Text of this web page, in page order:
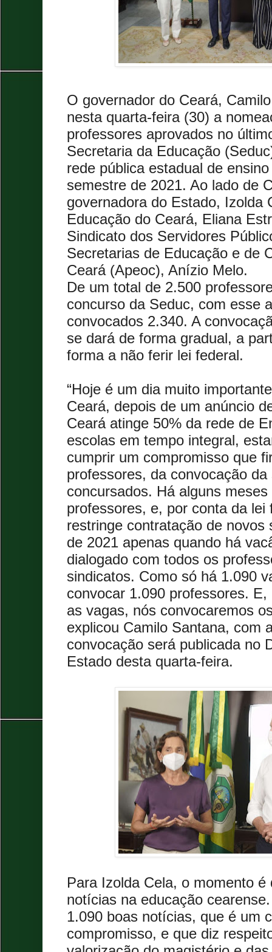
O governador do Ceará,
nesta quarta-feira (30) a
professores aprovados no
Secretaria da Educação
rede pública estadual de
semestre de 2021. Ao lado de
governadora do Estado, Izolda
Educação do Ceará, Eliana
Sindicato dos Servidores
Secretarias de Educação e de
Ceará (Apeoc), Anízio Melo.
De um total de 2.500
concurso da Seduc, com esse
convocados 2.340. A
se dará de forma gradual, a
forma a não ferir lei federal.
“Hoje é um dia muito
Ceará, depois de um anúncio
Ceará atinge 50% da rede de
escolas em tempo integral,
cumprir um compromisso que
professores, da convocação
concursados. Há alguns
professores, e, por conta da lei
restringe contratação de novos
de 2021 apenas quando há
dialogado com todos os
sindicatos. Como só há 1.090
convocar 1.090 professores.
as vagas, nós convocaremos
explicou Camilo Santana, com
convocação será publicada no
Estado desta quarta-feira.
Para Izolda Cela, o momento é
notícias na educação
1.090 boas notícias, que é um
compromisso, e que diz